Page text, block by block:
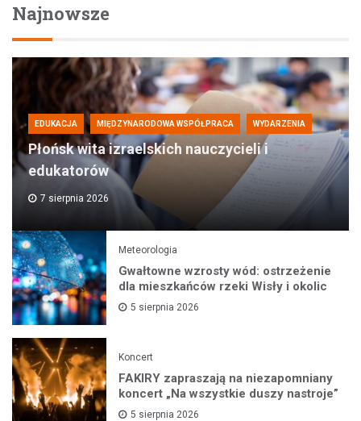
Najnowsze
EDUKACJA MIĘDZYNARODOWA WSPÓŁPRACA WYDARZENIA
Płońsk wita izraelskich nauczycieli i
edukatorów
7 sierpnia 2026
Meteorologia
Gwałtowne wzrosty wód: ostrzeżenie
dla mieszkańców rzeki Wisły i okolic
5 sierpnia 2026
Koncert
FAKIRY zapraszają na niezapomniany
koncert „Na wszystkie duszy nastroje”
5 sierpnia 2026